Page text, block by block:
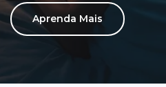
Aprenda Mais